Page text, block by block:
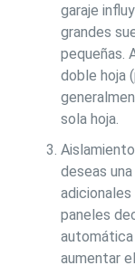
garaje
grandes
pequeñas.
doble hoja
sola hoja.
deseas
paneles
aumentar